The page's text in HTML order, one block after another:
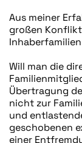
Aus meiner
großen
Will man die
Übertragung
nicht zur
und
geschobenen
einer